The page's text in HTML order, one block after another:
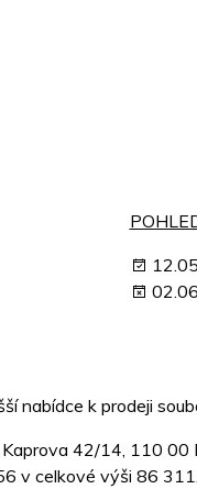
nabídce k prodeji
42/14, 110
v celkové výši 86